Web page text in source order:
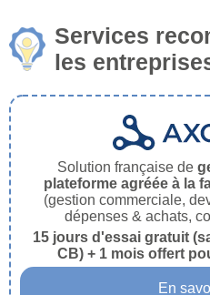
Services
les
Solution française de
plateforme agréée à la
(gestion commerciale,
dépenses & achats,
15 jours d'essai gratuit
CB) + 1 mois offert
En